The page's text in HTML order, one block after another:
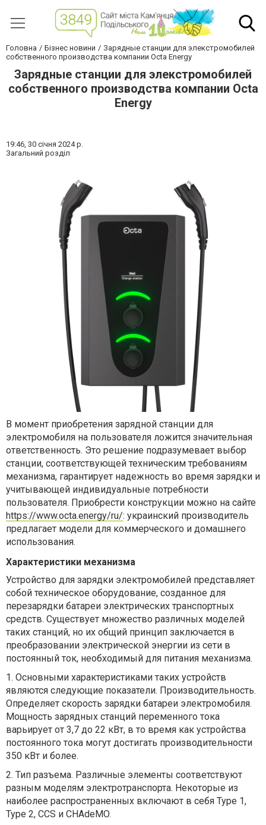
Головна Бізнес новини
Зарядные станции для элекстромобилей
собственного производства компании Octa Energy
Зарядные станции для элекстромобилей
собственного производства компании Octa
Energy
19:46, 30 січня 2024 р.
Загальний розділ
В момент приобретения зарядной станции для
электромобиля на пользователя ложится значительная
ответственность. Это решение подразумевает выбор
станции, соответствующей техническим требованиям
механизма, гарантирует надежность во время зарядки и
учитывающей индивидуальные потребности
пользователя. Приобрести конструкции можно на сайте
https://www.octa.energy/ru/: украинский производитель
предлагает модели для коммерческого и домашнего
использования.
Характеристики механизма
Устройство для зарядки электромобилей представляет
собой техническое оборудование, созданное для
перезарядки батареи электрических транспортных
средств. Существует множество различных моделей
таких станций, но их общий принцип заключается в
преобразовании электрической энергии из сети в
постоянный ток, необходимый для питания механизма.
1. Основными характеристиками таких устройств
являются следующие показатели. Производительность.
Определяет скорость зарядки батареи электромобиля.
Мощность зарядных станций переменного тока
варьирует от 3,7 до 22 кВт, в то время как устройства
постоянного тока могут достигать производительности
350 кВт и более.
2. Тип разъема. Различные элементы соответствуют
разным моделям электротранспорта. Некоторые из
наиболее распространенных включают в себя Type 1,
Type 2, CCS и CHAdeMO.